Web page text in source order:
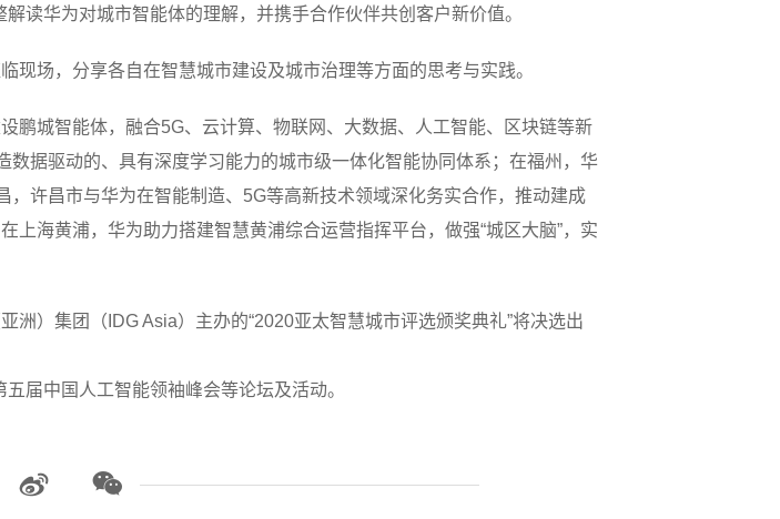
读华为对城市智能体的理解，并携手合作伙伴共创客户新价值。
场，分享各自在智慧城市建设及城市治理等方面的思考与实践。
鹏城智能体，融合5G、云计算、物联网、大数据、人工智能、区块链等新
数据驱动的、具有深度学习能力的城市级一体化智能协同体系；在福州，华
，许昌市与华为在智能制造、5G等高新技术领域深化务实合作，推动建成
海黄浦，华为助力搭建智慧黄浦综合运营指挥平台，做强“城区大脑”，实
）集团（IDG Asia）主办的“2020亚太智慧城市评选颁奖典礼”将决选出
届中国人工智能领袖峰会等论坛及活动。